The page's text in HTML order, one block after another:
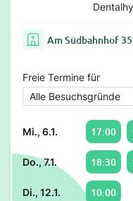
Am Südbahnhof
Freie Termine für
Mi., 6.1. 17:00
Do., 7.1. 18:30
Di., 12.1. 10:00